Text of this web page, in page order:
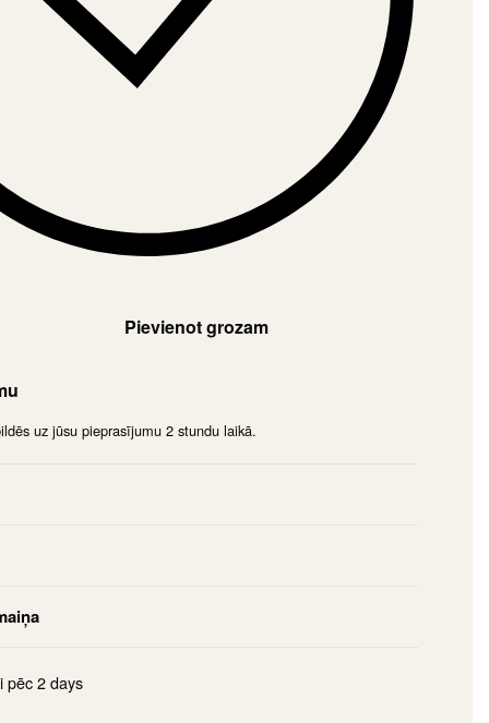
Pievienot grozam
uz jūsu pieprasījumu 2 stundu laikā.
pēc2 days